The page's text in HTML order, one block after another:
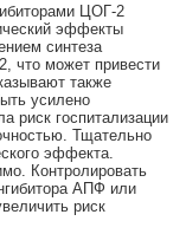
ЦОГ-2
эффекты
синтеза
что может привести
также
усилено
риск госпитализации
Тщательно
эффекта.
Контролировать
АПФ или
риск